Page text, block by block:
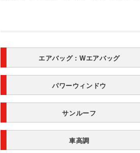
エアバッグ： Wエアバッグ
パワーウィンドウ
サンルーフ
車高調